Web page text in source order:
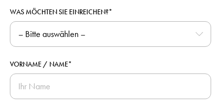
WAS MÖCHTEN SIE EINREICHEN?*
VORNAME / NAME*